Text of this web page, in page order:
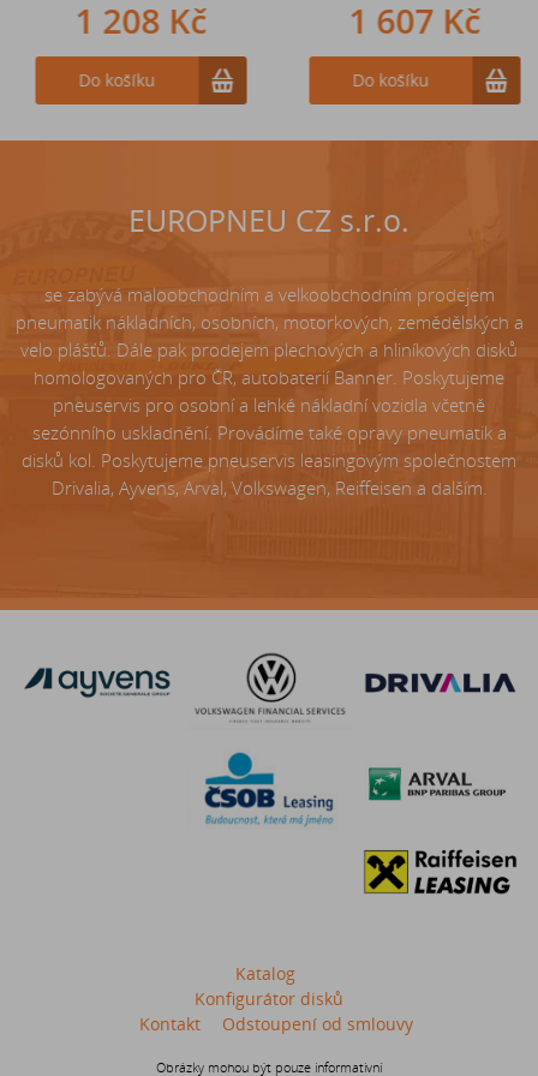
1 208 Kč
Do košíku
1 607 Kč
Do košíku
242 Kč
Do košíku
EUROPNEU CZ s.r.o.
se zabývá maloobchodním a velkoobchodním prodejem
pneumatik nákladních, osobních, motorkových, zemědělských a
velo plášťů. Dále pak prodejem plechových a hliníkových disků
homologovaných pro ČR, autobaterií Banner. Poskytujeme
pneuservis pro osobní a lehké nákladní vozidla včetně
sezónního uskladnění. Provádíme také opravy pneumatik a
disků kol. Poskytujeme pneuservis leasingovým společnostem
Drivalia, Ayvens, Arval, Volkswagen, Reiffeisen a dalším.
Katalog
Konfigurátor disků
Kontakt
Odstoupení od smlouvy
Obrázky mohou být pouze informativní